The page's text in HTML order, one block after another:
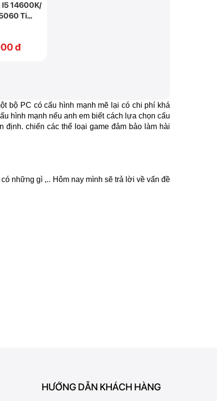
I5 14600K/
Ti
đ
bộ PC có cấu hình mạnh mẽ lại có chi phí khá
hình mạnh nếu anh em biết cách lựa chọn cấu
chiến các thể loại game đảm bảo làm hài
những gì ,.. Hôm nay mình sẽ trả lời về vấn đề
HƯỚNG DẪN KHÁCH HÀNG